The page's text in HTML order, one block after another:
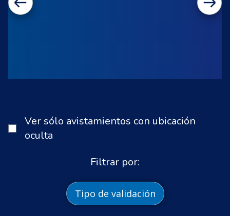
Ver sólo avistamientos con ubicación
oculta
Filtrar por:
Tipo de validación